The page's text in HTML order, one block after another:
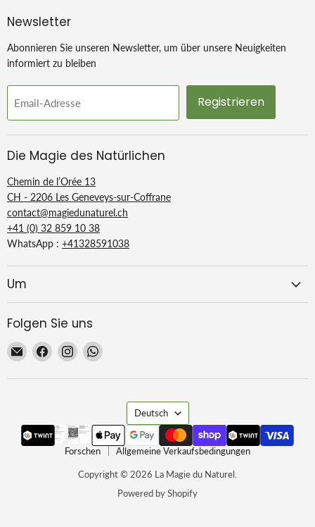
Newsletter
Abonnieren Sie unseren Newsletter, um über unsere Neuigkeiten
informiert zu bleiben
Email-Adresse Registrieren
Die Magie des Natürlichen
Chemin de l’Orée 13
CH - 2206 Les Geneveys-sur-Coffrane
contact@magiedunaturel.ch
+41 (0) 32 859 10 38
WhatsApp : +41328591038
Um
Folgen Sie uns
Email
Magie
Finden
Sie
uns
Finden
Sie
uns
Finden
uns
WhatsAppSprache
Deutsch
Forschen Allgemeine Verkaufsbedingungen
Copyright © 2026 La Magie du Naturel.
Powered by Shopify